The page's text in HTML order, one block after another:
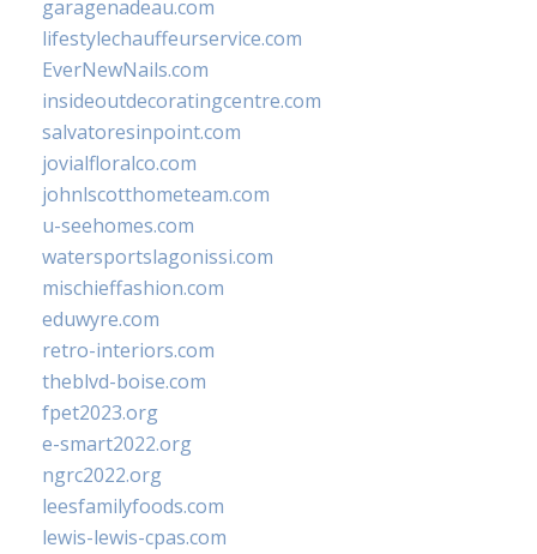
garagenadeau.com
lifestylechauffeurservice.com
EverNewNails.com
insideoutdecoratingcentre.com
salvatoresinpoint.com
jovialfloralco.com
johnlscotthometeam.com
u-seehomes.com
watersportslagonissi.com
mischieffashion.com
eduwyre.com
retro-interiors.com
theblvd-boise.com
fpet2023.org
e-smart2022.org
ngrc2022.org
leesfamilyfoods.com
lewis-lewis-cpas.com